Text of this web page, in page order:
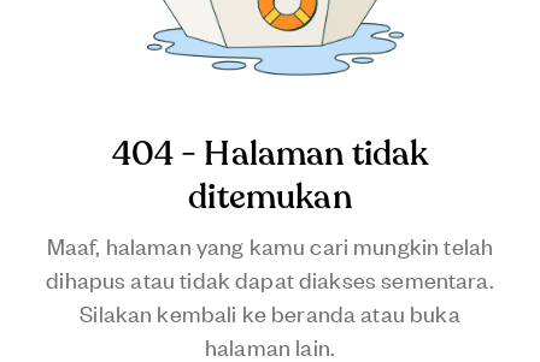
404 - Halaman tidak
ditemukan
Maaf, halaman yang kamu cari mungkin telah
dihapus atau tidak dapat diakses sementara.
Silakan kembali ke beranda atau buka
halaman lain.